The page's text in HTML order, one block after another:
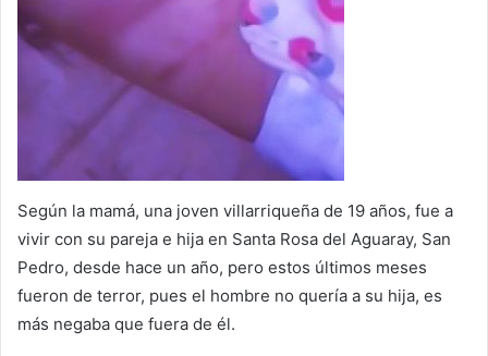
Según la mamá, una joven villarriqueña de 19 años, fue a
vivir con su pareja e hija en Santa Rosa del Aguaray, San
Pedro, desde hace un año, pero estos últimos meses
fueron de terror, pues el hombre no quería a su hija, es
más negaba que fuera de él.